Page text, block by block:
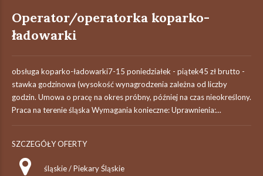
Operator/operatorka koparko-
ładowarki
obsługa koparko-ładowarki7-15 poniedziałek - piątek45 zł brutto -
stawka godzinowa (wysokość wynagrodzenia zależna od liczby
godzin. Umowa o pracę na okres próbny, później na czas nieokreślony.
Praca na terenie śląska Wymagania konieczne: Uprawnienia:...
SZCZEGÓŁY OFERTY
śląskie / Piekary Śląskie